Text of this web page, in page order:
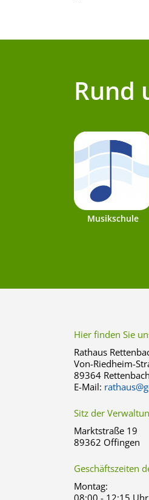
Rund
Musikschule
Hier finden Sie
Rathaus
Von-Riedheim-
89364 Rettenbach
E-Mail:
Sitz der
Marktstraße 19
89362 Offingen
Geschäftszeiten
Montag:
08:00 - 12:15